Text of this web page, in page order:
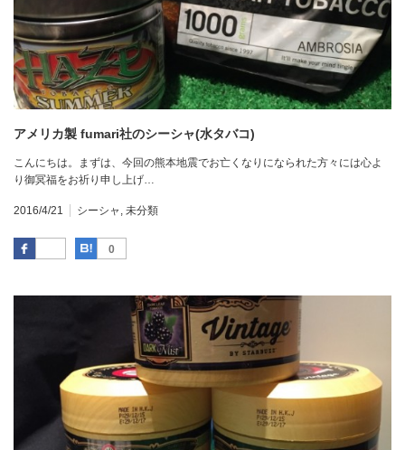
アメリカ製 fumari社のシーシャ(水タバコ)
こんにちは。まずは、今回の熊本地震でお亡くなりになられた方々には心よ
り御冥福をお祈り申し上げ…
2016/4/21 シーシャ , 未分類
Facebook 0
はてなブックマーク